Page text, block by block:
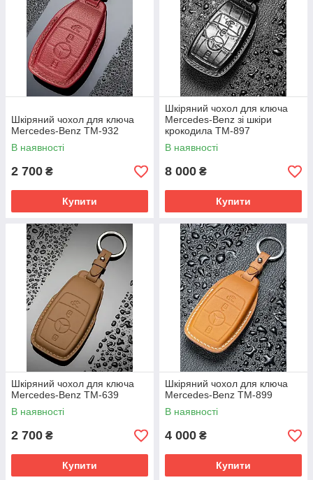
Шкіряний чохол для ключа
Mercedes-Benz TM-932
В наявності
2 700 ₴
Купити
Шкіряний чохол для ключа
Mercedes-Benz зі шкіри
крокодила TM-897
В наявності
8 000 ₴
Купити
Шкіряний чохол для ключа
Mercedes-Benz TM-639
В наявності
2 700 ₴
Купити
Шкіряний чохол для ключа
Mercedes-Benz TM-899
В наявності
4 000 ₴
Купити